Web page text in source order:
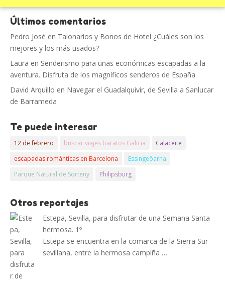
Últimos comentarios
Pedro José en Talonarios y Bonos de Hotel ¿Cuáles son los
mejores y los más usados?
Laura en Senderismo para unas económicas escapadas a la
aventura. Disfruta de los magníficos senderos de España
David Arquillo en Navegar el Guadalquivir, de Sevilla a Sanlucar
de Barrameda
Te puede interesar
12 de febrero buscar viajes baratos Galicia
Calaceite
escapadas románticas en Barcelona
Essingeöarna
Parque Natural de Sorteny
Philipsburg
Otros reportajes
Estepa, Sevilla, para disfrutar de una Semana Santa
hermosa. 1º
Estepa se encuentra en la comarca de la Sierra Sur
sevillana, entre la hermosa campiña …